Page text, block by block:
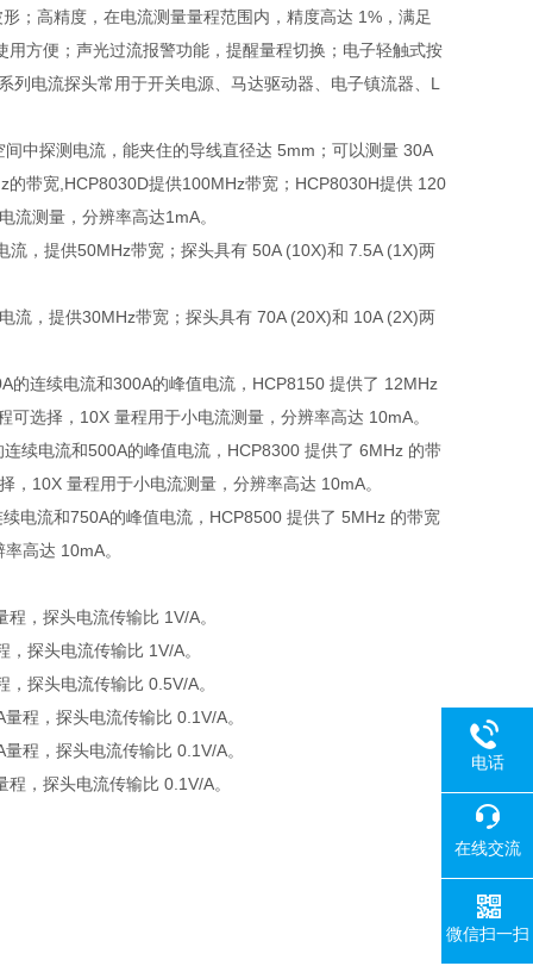
；高精度，在电流测量量程范围内，精度高达 1% ，满足
方便；声光过流报警功能，提醒量程切换；电子轻触式按
列电流探头常用于开关电源、马达驱动器、电子镇流器、 L
中探测电流，能夹住的导线直径达 5mm ；可以测量 30A
的带宽 ,HCP8030D提供100MHz带宽； HCP8030H提供 120
流测量，分辨率高达1mA。
流，提供50MHz带宽；探头具有 50A (10X)和 7.5A (1X)两
流，提供30MHz带宽；探头具有 70A (20X)和 10A (2X)两
的连续电流和300A的峰值电流， HCP8150 提供了 12MHz
可选择， 10X 量程用于小电流测量，分辨率高达 10mA。
连续电流和500A的峰值电流， HCP8300 提供了 6MHz 的带
， 10X 量程用于小电流测量，分辨率高达 10mA。
电流和750A的峰值电流， HCP8500 提供了 5MHz 的带宽
率高达 10mA。
程，探头电流传输比 1V/A。
，探头电流传输比 1V/A。
，探头电流传输比 0.5V/A。
量程，探头电流传输比 0.1V/A。
量程，探头电流传输比 0.1V/A。
程，探头电流传输比 0.1V/A。
电话
在线交流
微信扫一扫